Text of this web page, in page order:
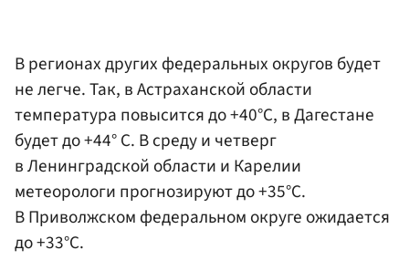
В регионах других федеральных округов будет
не легче. Так, в Астраханской области
температура повысится до +40°С, в Дагестане
будет до +44° С. В среду и четверг
в Ленинградской области и Карелии
метеорологи прогнозируют до +35°С.
В Приволжском федеральном округе ожидается
до +33°С.